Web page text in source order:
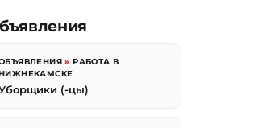
»РАБОТА В
(-цы)